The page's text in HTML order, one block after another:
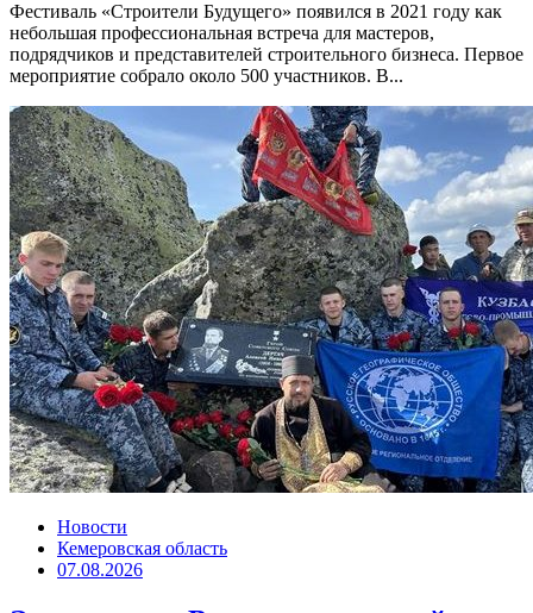
Фестиваль «Строители Будущего» появился в 2021 году как
небольшая профессиональная встреча для мастеров,
подрядчиков и представителей строительного бизнеса. Первое
мероприятие собрало около 500 участников. В...
Новости
Кемеровская область
07.08.2026